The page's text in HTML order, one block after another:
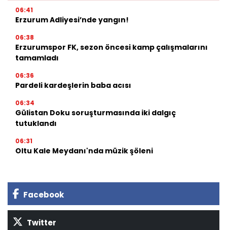
06:41
Erzurum Adliyesi’nde yangın!
06:38
Erzurumspor FK, sezon öncesi kamp çalışmalarını
tamamladı
06:36
Pardeli kardeşlerin baba acısı
06:34
Gülistan Doku soruşturmasında iki dalgıç
tutuklandı
06:31
Oltu Kale Meydanı'nda müzik şöleni
Facebook
Twitter